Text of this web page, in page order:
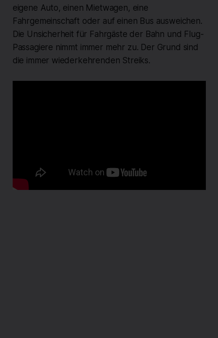
eigene Auto, einen Mietwagen, eine
Fahrgemeinschaft oder auf einen Bus ausweichen.
Die Unsicherheit für Fahrgäste der Bahn und Flug-
Passagiere nimmt immer mehr zu. Der Grund sind
die immer wiederkehrenden Streiks.